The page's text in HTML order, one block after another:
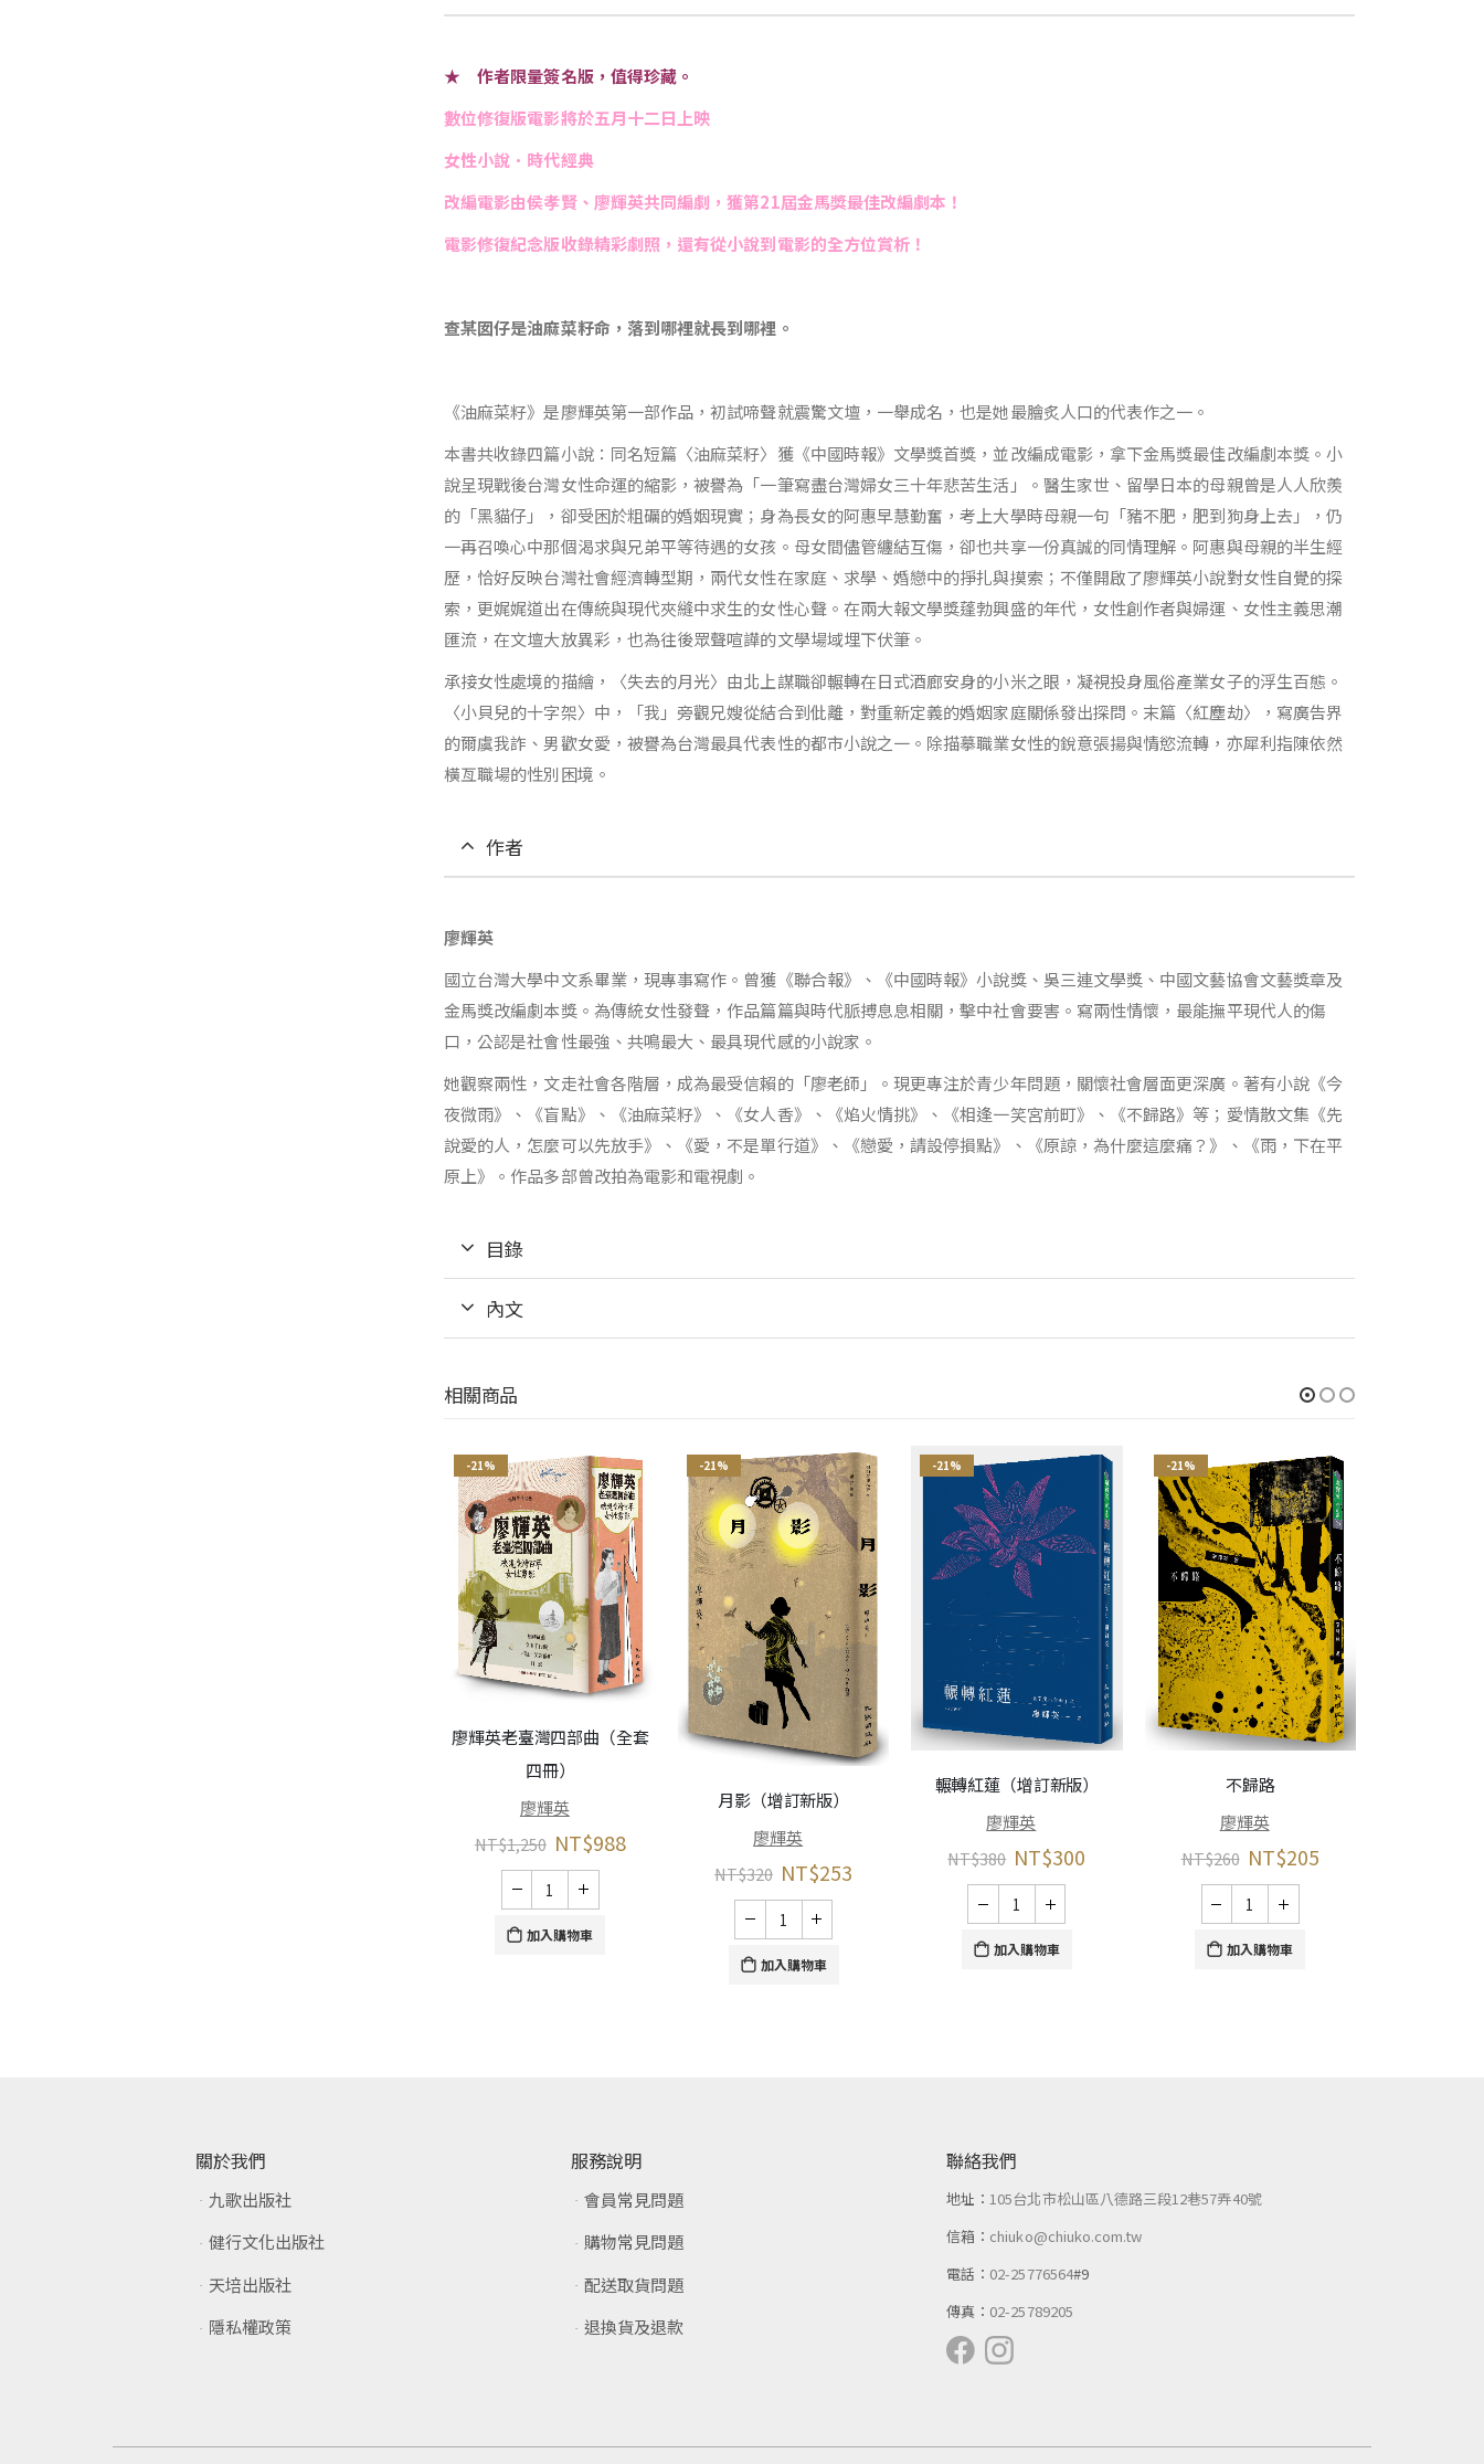
★ 作者限量簽名版，值得珍藏。
數位修復版電影將於五月十二日上映
女性小說．時代經典
改編電影由侯孝賢、廖輝英共同編劇，獲第21屆金馬獎最佳改編劇本！
電影修復紀念版收錄精彩劇照，還有從小說到電影的全方位賞析！
查某囡仔是油麻菜籽命，落到哪裡就長到哪裡。
《油麻菜籽》是廖輝英第一部作品，初試啼聲就震驚文壇，一舉成名，也是她最膾炙人口的代表作之一。
本書共收錄四篇小說：同名短篇〈油麻菜籽〉獲《中國時報》文學獎首獎，並改編成電影，拿下金馬獎最佳改編劇本獎。小
說呈現戰後台灣女性命運的縮影，被譽為「一筆寫盡台灣婦女三十年悲苦生活」。醫生家世、留學日本的母親曾是人人欣羨
的「黑貓仔」，卻受困於粗礪的婚姻現實；身為長女的阿惠早慧勤奮，考上大學時母親一句「豬不肥，肥到狗身上去」，仍
一再召喚心中那個渴求與兄弟平等待遇的女孩。母女間儘管纏結互傷，卻也共享一份真誠的同情理解。阿惠與母親的半生經
歷，恰好反映台灣社會經濟轉型期，兩代女性在家庭、求學、婚戀中的掙扎與摸索；不僅開啟了廖輝英小說對女性自覺的探
索，更娓娓道出在傳統與現代夾縫中求生的女性心聲。在兩大報文學獎蓬勃興盛的年代，女性創作者與婦運、女性主義思潮
匯流，在文壇大放異彩，也為往後眾聲喧譁的文學場域埋下伏筆。
承接女性處境的描繪，〈失去的月光〉由北上謀職卻輾轉在日式酒廊安身的小米之眼，凝視投身風俗產業女子的浮生百態。
〈小貝兒的十字架〉中，「我」旁觀兄嫂從結合到仳離，對重新定義的婚姻家庭關係發出探問。末篇〈紅塵劫〉，寫廣告界
的爾虞我詐、男歡女愛，被譽為台灣最具代表性的都市小說之一。除描摹職業女性的銳意張揚與情慾流轉，亦犀利指陳依然
橫亙職場的性別困境。
作者
廖輝英
國立台灣大學中文系畢業，現專事寫作。曾獲《聯合報》、《中國時報》小說獎、吳三連文學獎、中國文藝協會文藝獎章及
金馬獎改編劇本獎。為傳統女性發聲，作品篇篇與時代脈搏息息相關，擊中社會要害。寫兩性情懷，最能撫平現代人的傷
口，公認是社會性最強、共鳴最大、最具現代感的小說家。
她觀察兩性，文走社會各階層，成為最受信賴的「廖老師」。現更專注於青少年問題，關懷社會層面更深廣。著有小說《今
夜微雨》、《盲點》、《油麻菜籽》、《女人香》、《焰火情挑》、《相逢一笑宮前町》、《不歸路》等；愛情散文集《先
說愛的人，怎麼可以先放手》、《愛，不是單行道》、《戀愛，請設停損點》、《原諒，為什麼這麼痛？》、《雨，下在平
原上》。作品多部曾改拍為電影和電視劇。
目錄
內文
相關商品
-21%
廖輝英老臺灣四部曲（全套
四冊）
廖輝英
NT$1,250 NT$988
加入購物車
-21%
月影（增訂新版）
廖輝英
NT$320 NT$253
加入購物車
-21%
輾轉紅蓮（增訂新版）
廖輝英
NT$380 NT$300
加入購物車
-21%
不歸路
廖輝英
NT$260 NT$205
加入購物車
關於我們
九歌出版社
健行文化出版社
天培出版社
隱私權政策
服務說明
會員常見問題
購物常見問題
配送取貨問題
退換貨及退款
聯絡我們
地址：105台北市松山區八德路三段12巷57弄40號
信箱： chiuko@chiuko.com.tw
電話： 02-25776564#9
傳真： 02-25789205